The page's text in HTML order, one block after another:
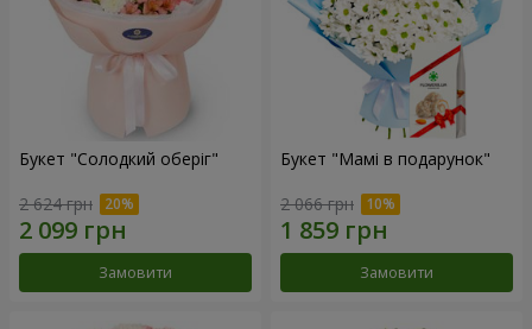
Букет "Солодкий оберіг"
2 624 грн
Замовити
Букет "Мамі в подарунок"
2 066 грн
Замовити